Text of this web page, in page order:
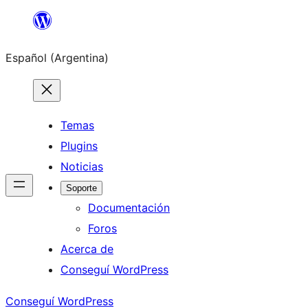
Saltar
contenido
Español (Argentina)
Temas
Plugins
Noticias
Soporte
Documentación
Foros
Acerca de
Conseguí WordPress
Conseguí WordPress